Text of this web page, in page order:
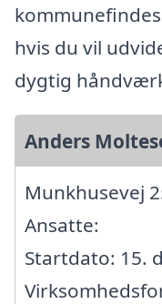
hvis du vil
dygtig
Anders
Munkhusevej
Ansatte:
Startdato: 15.